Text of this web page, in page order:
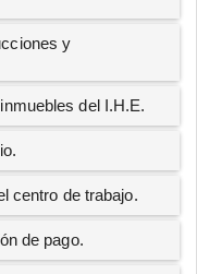
y
del I.H.E.
centro de trabajo.
de pago.